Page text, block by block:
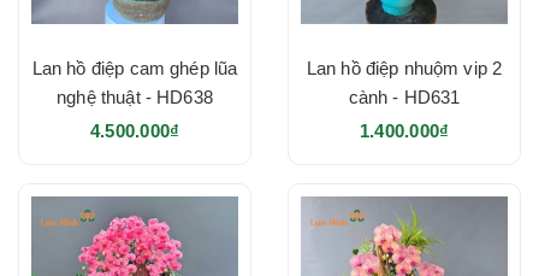
Lan hồ điệp cam ghép lũa
nghệ thuật - HD638
4.500.000₫
Lan hồ điệp nhuộm vip 2
cành - HD631
1.400.000₫